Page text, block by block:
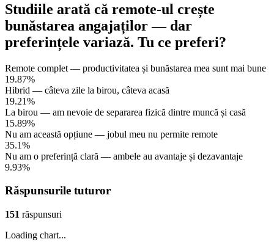
Studiile arată că remote-ul crește
bunăstarea angajaților — dar
preferințele variază. Tu ce preferi?
Remote complet — productivitatea și bunăstarea mea sunt mai bune
19.87%
Hibrid — câteva zile la birou, câteva acasă
19.21%
La birou — am nevoie de separarea fizică dintre muncă și casă
15.89%
Nu am această opțiune — jobul meu nu permite remote
35.1%
Nu am o preferință clară — ambele au avantaje și dezavantaje
9.93%
Răspunsurile tuturor
151 răspunsuri
Loading chart...